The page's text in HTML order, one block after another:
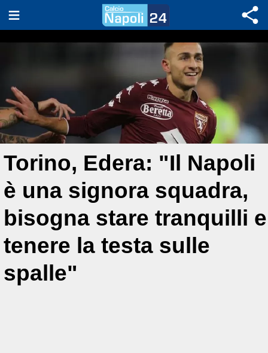
Torino, Edera: "Il Napoli
è una signora squadra,
bisogna stare tranquilli e
tenere la testa sulle
spalle"